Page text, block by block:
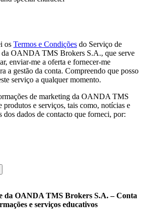
os Termos e Condições do Serviço de
da OANDA TMS Brokers S.A., que serve
enviar-me a oferta e fornecer-me
a gestão da conta. Compreendo que posso
serviço a qualquer momento.
de marketing da OANDA TMS
produtos e serviços, tais como, notícias e
dos dados de contacto que forneci, por:
da OANDA TMS Brokers S.A. – Conta
e serviços educativos